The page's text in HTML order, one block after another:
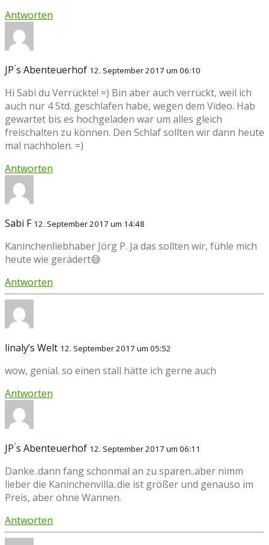
Antworten
JP ́s Abenteuerhof 12. September 2017 um 06:10
Hi Sabi du Verrückte! =) Bin aber auch verrückt, weil ich
auch nur 4 Std. geschlafen habe, wegen dem Video. Hab
gewartet bis es hochgeladen war um alles gleich
freischalten zu können. Den Schlaf sollten wir dann heute
mal nachholen. =)
Antworten
Sabi F 12. September 2017 um 14:48
Kaninchenliebhaber Jörg P. Ja das sollten wir, fühle mich
heute wie gerädert😅
Antworten
linaly’s Welt 12. September 2017 um 05:52
wow, genial. so einen stall hätte ich gerne auch
Antworten
JP ́s Abenteuerhof 12. September 2017 um 06:11
Danke..dann fang schonmal an zu sparen..aber nimm
lieber die Kaninchenvilla..die ist größer und genauso im
Preis, aber ohne Wannen.
Antworten